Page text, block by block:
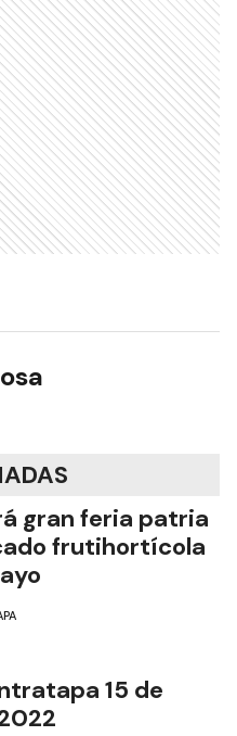
gran feria patria
frutihortícola
15 de